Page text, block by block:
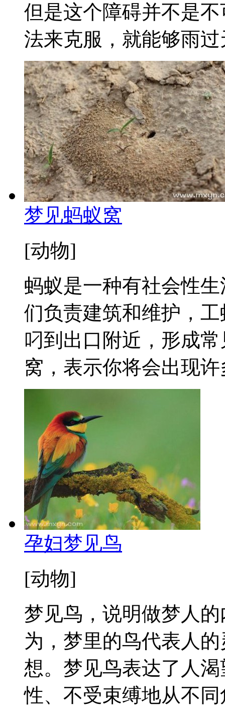
但是这个障碍并不是
法来克服，就能够雨
梦见蚂蚁窝
[动物]
蚂蚁是一种有社会性
们负责建筑和维护，
叼到出口附近，形成
窝，表示你将会出现
孕妇梦见鸟
[动物]
梦见鸟，说明做梦人
为，梦里的鸟代表人
想。梦见鸟表达了人
性、不受束缚地从不